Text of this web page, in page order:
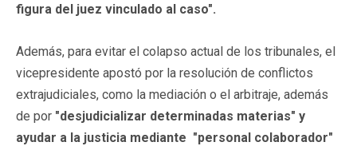
figura del juez vinculado al caso".
Además, para evitar el colapso actual de los tribunales, el
vicepresidente apostó por la resolución de conflictos
extrajudiciales, como la mediación o el arbitraje, además
de por "desjudicializar determinadas materias" y
ayudar a la justicia mediante "personal colaborador"